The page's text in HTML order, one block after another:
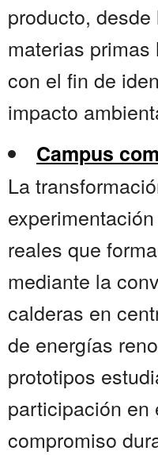
producto,
materias
con el fin de
impacto
Campus
La
reales que
mediante la
calderas en
de energías
prototipos
participación en
compromiso